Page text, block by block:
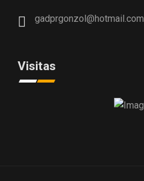
gadprgonzol@hotmail.com
Visitas